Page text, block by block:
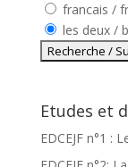
francais /
les deux /
Etudes et
EDCEJF n°1 :